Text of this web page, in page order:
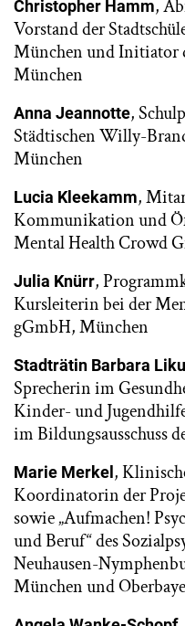
Christopher Hamm,
Vorstand der
München und Initiator
München
Anna Jeannotte,
Städtischen Willy-
München
Lucia Kleekamm,
Kommunikation und
Mental Health Crowd
Julia Knürr,
Kursleiterin bei der
gGmbH, München
Stadträtin Barbara
Sprecherin im
Kinder- und
im Bildungsausschuss
Marie Merkel ,
Koordinatorin der
sowie „Aufmachen!
und Beruf“ des
Neuhausen-
München und